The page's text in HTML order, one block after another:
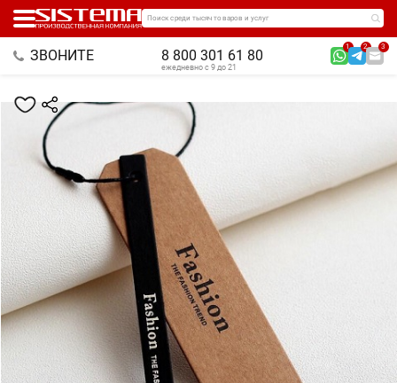
Поиск среди тысяч товаров и услуг
ЗВОНИТЕ 8 800 301 61 80
1 2 3
ежедневно с 9 до 21